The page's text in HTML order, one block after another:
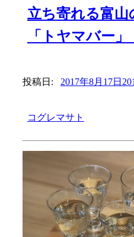
立ち寄れる富山
「トヤマバー」
投稿日: 2017年8月17日
コグレマサト